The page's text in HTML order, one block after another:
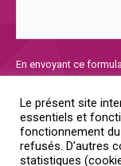
laisser
champ
vide.
En envoyant ce
vous voulez en savoir
la trouverez
Oui, je donne mon
Le présent site
essentiels et
fonctionnement
refusés. D’autres
statistiques